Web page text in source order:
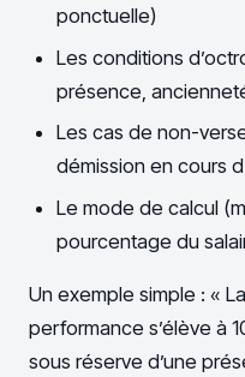
ponctuelle)
Les conditions
présence,
Les cas de non-
démission en cours
Le mode de calcul
pourcentage du
Un exemple simple : «
performance s’élève à
sous réserve d’une